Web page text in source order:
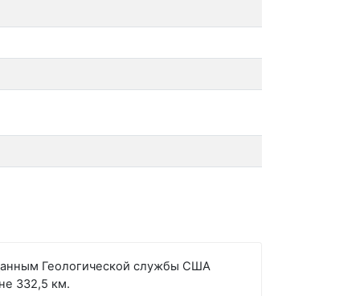
Геологической службы США
332,5 км.